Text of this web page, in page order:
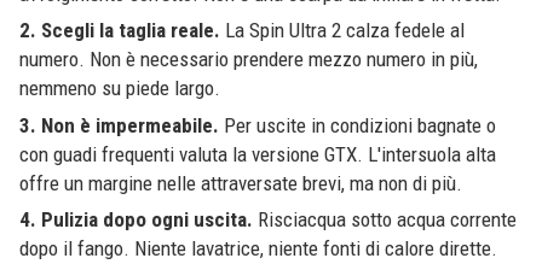
2. Scegli la taglia reale. La Spin Ultra 2 calza fedele al
numero. Non è necessario prendere mezzo numero in più,
nemmeno su piede largo.
3. Non è impermeabile. Per uscite in condizioni bagnate o
con guadi frequenti valuta la versione GTX. L'intersuola alta
offre un margine nelle attraversate brevi, ma non di più.
4. Pulizia dopo ogni uscita. Risciacqua sotto acqua corrente
dopo il fango. Niente lavatrice, niente fonti di calore dirette.